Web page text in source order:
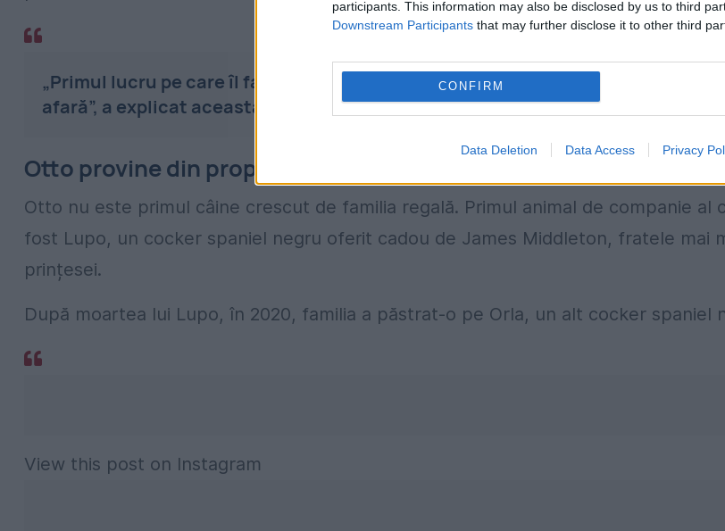
participants. This information may also be disclosed by us to third
Downstream Participants that may further disclose it to other third
CONFIRM
Data Deletion Data Access Privacy
„Primul lucru pe care îl facem dimineața este să verificăm dacă cineva l-a scos
afară”, a explicat aceasta.
Otto provine din propria familie de câini a cuplului regal
Otto nu este primul câine crescut de familia regală. Primul animal de companie al
fost Lupo, un cocker spaniel negru oferit cadou de James Middleton, fratele mai
prințesei.
După moartea lui Lupo, în 2020, familia a păstrat-o pe Orla, un alt cocker spaniel
View this post on Instagram